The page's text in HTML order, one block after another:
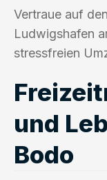
Vertraue auf
Ludwigshafen
stressfreien
und
Bodo